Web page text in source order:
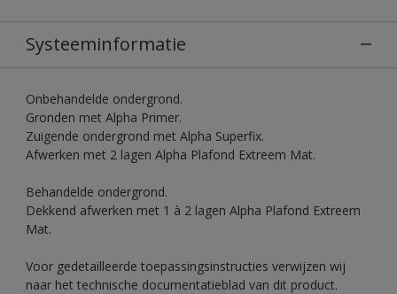
Systeeminformatie
Onbehandelde ondergrond.
Gronden met Alpha Primer.
Zuigende ondergrond met Alpha Superfix.
Afwerken met 2 lagen Alpha Plafond Extreem Mat.
Behandelde ondergrond.
Dekkend afwerken met 1 à 2 lagen Alpha Plafond Extreem
Mat.
Voor gedetailleerde toepassingsinstructies verwijzen wij
naar het technische documentatieblad van dit product.